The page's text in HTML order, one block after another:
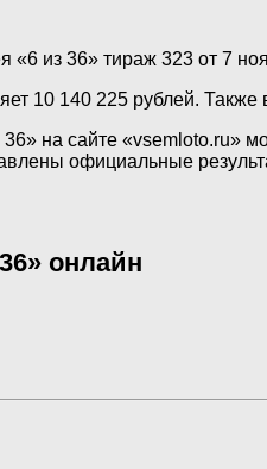
«6 из 36» тираж 323 от 7
10 140 225 рублей.
на сайте «vsemloto.ru»
официальные
онлайн